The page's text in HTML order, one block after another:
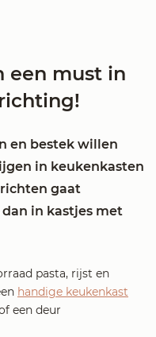
een must in
en bestek willen
in keukenkasten
gaat
in kastjes met
pasta, rijst en
handige keukenkast
een deur